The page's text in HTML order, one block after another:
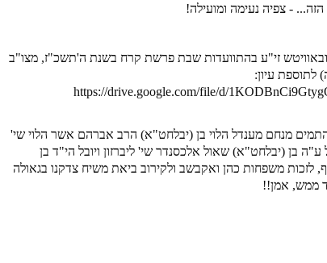
- צפיה נעימה ומועילה!
זי"ע בהתוועדות שבת פרשת קרח בשנת ה'תשכ"ז, מצו"ב
לתוספת עיון:
https://drive.google.com/file/d/
מנחם מענדל הלוי בן (יבלחט"א) הרב אברהם אשר הלוי שי'
בן (יבלחט"א) שאול אלכסנדר שי' ליברזון ויובל הי"ד בן
לזכות משפחות כהן ואקבשב ולקירוב ביאת משיח צדקנו בגאולה
ממש, אמן!!